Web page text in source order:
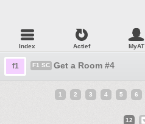
Index Actief MyAT
f1 F1 SC Get a Room #4
1 2 3 4 5 6
12